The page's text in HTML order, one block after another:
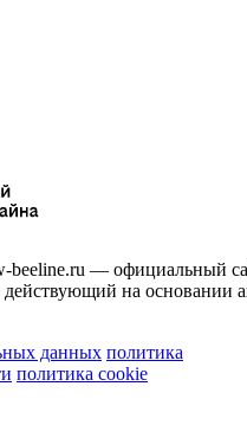
beeline.ru — официальный
на основании
данных политика
политика cookie